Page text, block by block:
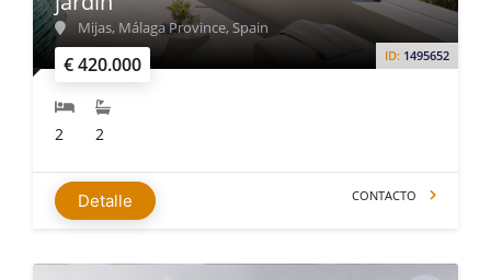
€ 420.000 ID: 1495652
Mijas, Málaga Province, Spain
2 2
Detalle CONTACTO